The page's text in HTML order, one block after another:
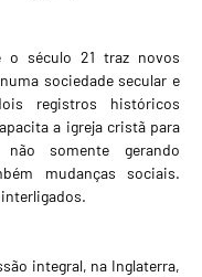
século 21 traz novos
sociedade secular e
registros históricos
a igreja cristã para
somente gerando
mudanças sociais.
integral, na Inglaterra,